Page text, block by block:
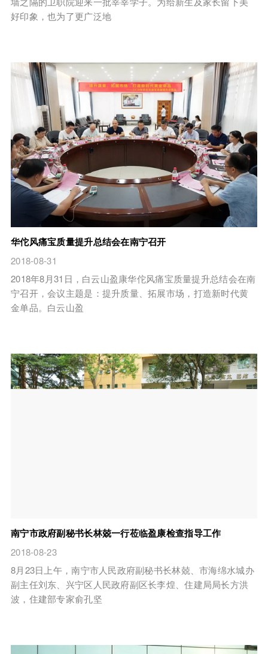
好印象，也为了更广泛地
华佗风痛宝质量提升总结会在南宁召开
2018-08-31
2018年8月31日，白云山盈康华佗风痛宝质量提升总结会在南
宁召开，会议主题是：提升质量、拓展市场，打造新时代黄
金单品。白云山盈
南宁市政府副秘书长林兢一行莅临盈康检查指导工作
2018-08-23
8月23日上午，南宁市人民政府副秘书长林兢、市海绵水城办
副主任刘东、兴宁区人民政府副区长李煌、住建局局长方洪
波，住建部专家俞孔坚